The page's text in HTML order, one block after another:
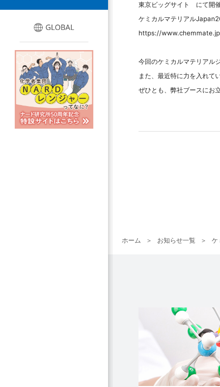
東京ビッグサイト にて開
ケミカルマテリアル
https://
今回のケミカルマテリアル
また、最近特に力を入れて
ぜひとも、弊社ブースにお
ホーム お知らせ一覧 ケ